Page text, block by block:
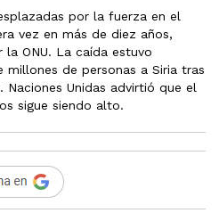
por la fuerza en el
vez en más de diez años,
ONU. La caída estuvo
de personas a Siria tras
Naciones Unidas advirtió que el
sigue siendo alto.